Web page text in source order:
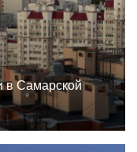
в Самарской